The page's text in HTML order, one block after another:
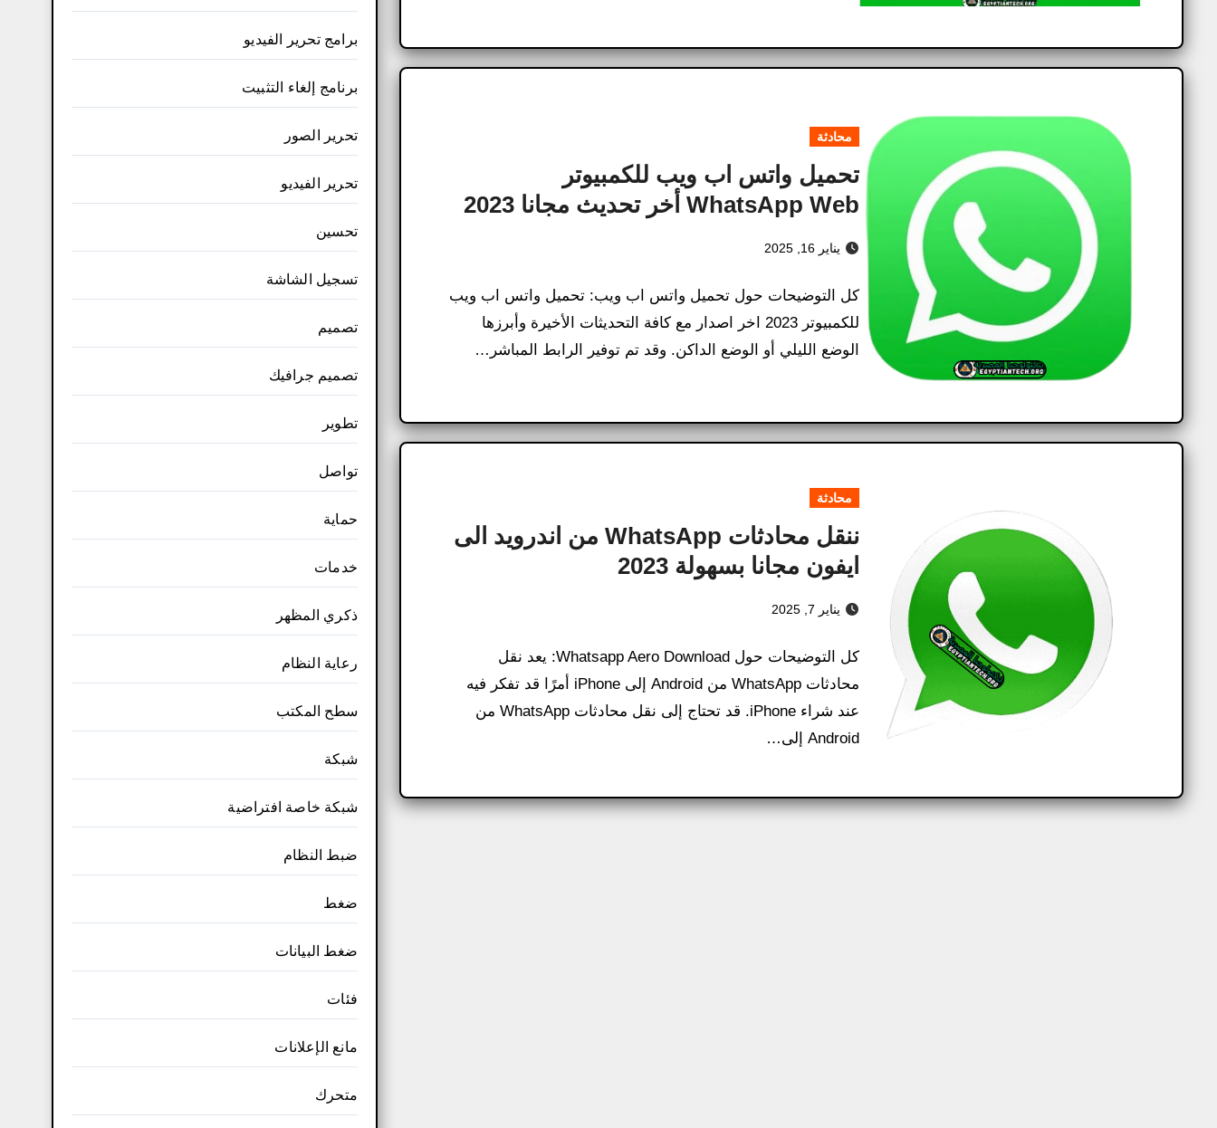
محادثة
تحميل واتس اب ويب للكمبيوتر
WhatsApp Web أخر تحديث مجانا 2023
يناير 16, 2025
كل التوضيحات حول تحميل واتس اب ويب: تحميل واتس اب ويب
للكمبيوتر 2023 اخر اصدار مع كافة التحديثات الأخيرة وأبرزها
الوضع الليلي أو الوضع الداكن. وقد تم توفير الرابط المباشر…
محادثة
ننقل محادثات WhatsApp من اندرويد الى
ايفون مجانا بسهولة 2023
يناير 7, 2025
كل التوضيحات حول Whatsapp Aero Download​: يعد نقل
محادثات WhatsApp من Android إلى iPhone أمرًا قد تفكر فيه
عند شراء iPhone. قد تحتاج إلى نقل محادثات WhatsApp من
Android إلى…
برامج تحرير الفيديو
برنامج إلغاء التثبيت
تحرير الصور
تحرير الفيديو
تحسين
تسجيل الشاشة
تصميم
تصميم جرافيك
تطوير
تواصل
حماية
خدمات
ذكري المظهر
رعاية النظام
سطح المكتب
شبكة
شبكة خاصة افتراضية
ضبط النظام
ضغط
ضغط البيانات
فئات
مانع الإعلانات
متحرك